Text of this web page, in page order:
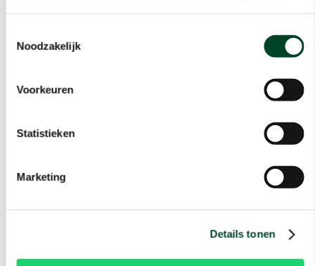
Noodzakelijk
Voorkeuren
Statistieken
Marketing
Details tonen